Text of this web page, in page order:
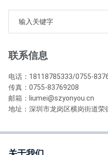
联系信息
电话：18118785333/0755-
传真：0755-83769208
邮箱：liumei@szyonyou.cn
地址：深圳市龙岗区横岗街道荣